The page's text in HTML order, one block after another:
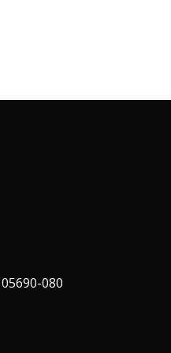
080